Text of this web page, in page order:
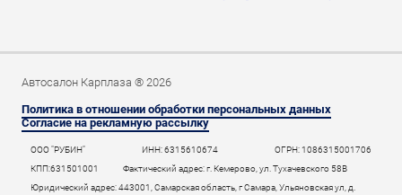
Пробег
Год новее
Год старше
Автосалон Карплаза ® 2026
Политика в отношении обработки персональных данных
Согласие на рекламную рассылку
ООО "РУБИН" ИНН: 6315610674
ОГРН: 1086315001706
КПП:631501001
Фактический адрес: г. Кемерово, ул. Тухачевского 58В
Юридический адрес: 443001, Самарская область, г Самара, Ульяновская ул, д.